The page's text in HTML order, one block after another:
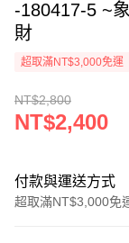
-180417-5 ~
財
超取滿NT$3,000免運
NT$2,800
NT$2,400
付款與運送方式
超取滿NT$3,000免